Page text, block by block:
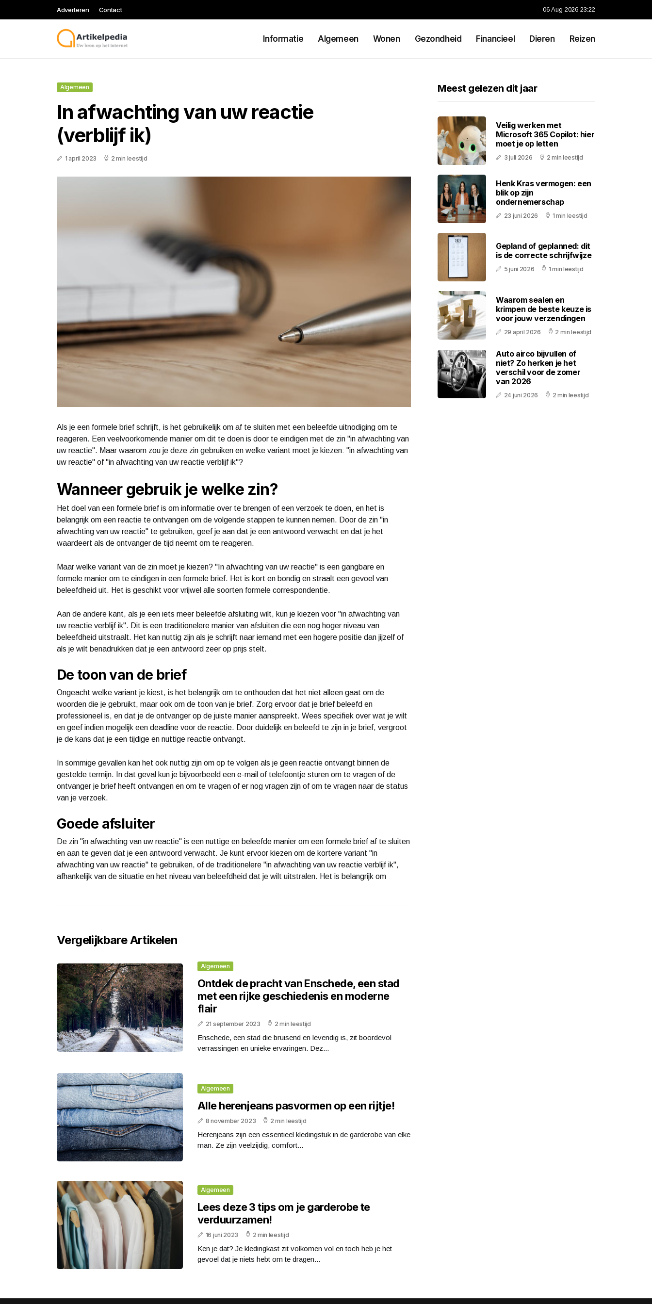
Adverteren Contact 06 Aug 2026 23:22
Informatie Algemeen Wonen Gezondheid Financieel Dieren Reizen
Algemeen
In afwachting van uw reactie
(verblijf ik)
1 april 2023 2 min leestijd
Als je een formele brief schrijft, is het gebruikelijk om af te sluiten met een beleefde uitnodiging om te
reageren. Een veelvoorkomende manier om dit te doen is door te eindigen met de zin "in afwachting van
uw reactie". Maar waarom zou je deze zin gebruiken en welke variant moet je kiezen: "in afwachting van
uw reactie" of "in afwachting van uw reactie verblijf ik"?
Wanneer gebruik je welke zin?
Het doel van een formele brief is om informatie over te brengen of een verzoek te doen, en het is
belangrijk om een ​​reactie te ontvangen om de volgende stappen te kunnen nemen. Door de zin "in
afwachting van uw reactie" te gebruiken, geef je aan dat je een antwoord verwacht en dat je het
waardeert als de ontvanger de tijd neemt om te reageren.
Maar welke variant van de zin moet je kiezen? "In afwachting van uw reactie" is een gangbare en
formele manier om te eindigen in een formele brief. Het is kort en bondig en straalt een gevoel van
beleefdheid uit. Het is geschikt voor vrijwel alle soorten formele correspondentie.
Aan de andere kant, als je een iets meer beleefde afsluiting wilt, kun je kiezen voor "in afwachting van
uw reactie verblijf ik". Dit is een traditionelere manier van afsluiten die een nog hoger niveau van
beleefdheid uitstraalt. Het kan nuttig zijn als je schrijft naar iemand met een hogere positie dan jijzelf of
als je wilt benadrukken dat je een antwoord zeer op prijs stelt.
De toon van de brief
Ongeacht welke variant je kiest, is het belangrijk om te onthouden dat het niet alleen gaat om de
woorden die je gebruikt, maar ook om de toon van je brief. Zorg ervoor dat je brief beleefd en
professioneel is, en dat je de ontvanger op de juiste manier aanspreekt. Wees specifiek over wat je wilt
en geef indien mogelijk een deadline voor de reactie. Door duidelijk en beleefd te zijn in je brief, vergroot
je de kans dat je een tijdige en nuttige reactie ontvangt.
In sommige gevallen kan het ook nuttig zijn om op te volgen als je geen reactie ontvangt binnen de
gestelde termijn. In dat geval kun je bijvoorbeeld een e-mail of telefoontje sturen om te vragen of de
ontvanger je brief heeft ontvangen en om te vragen of er nog vragen zijn of om te vragen naar de status
van je verzoek.
Goede afsluiter
De zin "in afwachting van uw reactie" is een nuttige en beleefde manier om een formele brief af te sluiten
en aan te geven dat je een antwoord verwacht. Je kunt ervoor kiezen om de kortere variant "in
afwachting van uw reactie" te gebruiken, of de traditionelere "in afwachting van uw reactie verblijf ik",
afhankelijk van de situatie en het niveau van beleefdheid dat je wilt uitstralen. Het is belangrijk om
Vergelijkbare Artikelen
Algemeen
Ontdek de pracht van Enschede, een stad
met een rijke geschiedenis en moderne
flair
21 september 2023 2 min leestijd
Enschede, een stad die bruisend en levendig is, zit boordevol
verrassingen en unieke ervaringen. Dez...
Algemeen
Alle herenjeans pasvormen op een rijtje!
8 november 2023 2 min leestijd
Herenjeans zijn een essentieel kledingstuk in de garderobe van elke
man. Ze zijn veelzijdig, comfort...
Algemeen
Lees deze 3 tips om je garderobe te
verduurzamen!
16 juni 2023 2 min leestijd
Ken je dat? Je kledingkast zit volkomen vol en toch heb je het
gevoel dat je niets hebt om te dragen...
Meest gelezen dit jaar
Veilig werken met
Microsoft 365 Copilot: hier
moet je op letten
3 juli 2026 2 min leestijd
Henk Kras vermogen: een
blik op zijn
ondernemerschap
23 juni 2026 1 min leestijd
Gepland of geplanned: dit
is de correcte schrijfwijze
5 juni 2026 1 min leestijd
Waarom sealen en
krimpen de beste keuze is
voor jouw verzendingen
29 april 2026 2 min leestijd
Auto airco bijvullen of
niet? Zo herken je het
verschil voor de zomer
van 2026
24 juni 2026 2 min leestijd